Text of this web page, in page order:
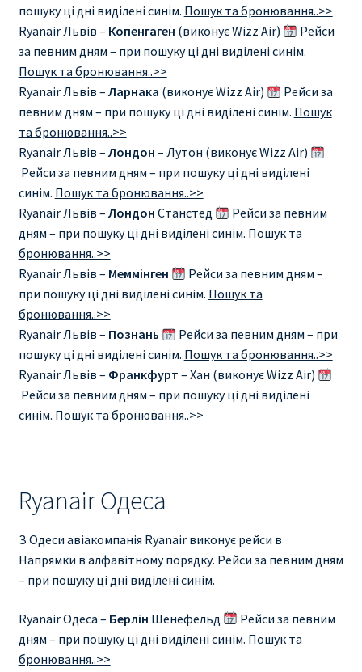
пошуку ці дні виділені синім. Пошук та бронювання..>>
Ryanair Львів – Копенгаген (виконує Wizz Air)
Рейси
за певним дням – при пошуку ці дні виділені синім.
Пошук та бронювання..>>
Ryanair Львів – Ларнака (виконує Wizz Air)
Рейси за
певним дням – при пошуку ці дні виділені синім. Пошук
та бронювання..>>
Ryanair Львів – Лондон – Лутон (виконує Wizz Air)
Рейси за певним дням – при пошуку ці дні виділені
синім. Пошук та бронювання..>>
Ryanair Львів – Лондон Станстед
Рейси за певним
дням – при пошуку ці дні виділені синім. Пошук та
бронювання..>>
Ryanair Львів – Меммінген
Рейси за певним дням –
при пошуку ці дні виділені синім. Пошук та
бронювання..>>
Ryanair Львів – Познань
Рейси за певним дням – при
пошуку ці дні виділені синім. Пошук та бронювання..>>
Ryanair Львів – Франкфурт – Хан (виконує Wizz Air)
Рейси за певним дням – при пошуку ці дні виділені
синім. Пошук та бронювання..>>
Ryanair Одеса
З Одеси авіакомпанія Ryanair виконує рейси в
Напрямки в алфавітному порядку. Рейси за певним дням
– при пошуку ці дні виділені синім.
Ryanair Одеса – Берлін Шенефельд
Рейси за певним
дням – при пошуку ці дні виділені синім. Пошук та
бронювання..>>